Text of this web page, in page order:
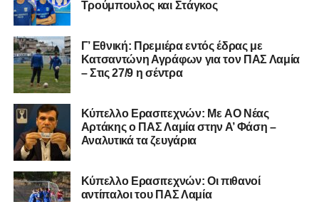
Τρούμπουλος και Στάγκος
Γ’ Εθνική: Πρεμιέρα εντός έδρας με
Κατσαντώνη Αγράφων για τον ΠΑΣ Λαμία
– Στις 27/9 η σέντρα
Kύπελλο Ερασιτεχνών: Με AO Nέας
Αρτάκης ο ΠΑΣ Λαμία στην Α’ Φάση –
Αναλυτικά τα ζευγάρια
Κύπελλο Ερασιτεχνών: Οι πιθανοί
αντίπαλοι του ΠΑΣ Λαμία